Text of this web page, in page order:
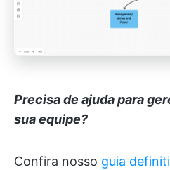
Precisa de ajuda para
sua equipe?
Confira nosso guia